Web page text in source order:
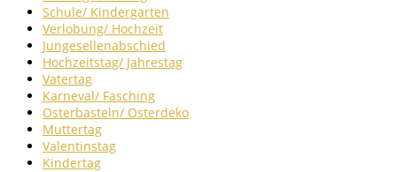
Schule/ Kindergarten
Verlobung/ Hochzeit
Jungesellenabschied
Hochzeitstag/ Jahrestag
Vatertag
Karneval/ Fasching
Osterbasteln/ Osterdeko
Muttertag
Valentinstag
Kindertag